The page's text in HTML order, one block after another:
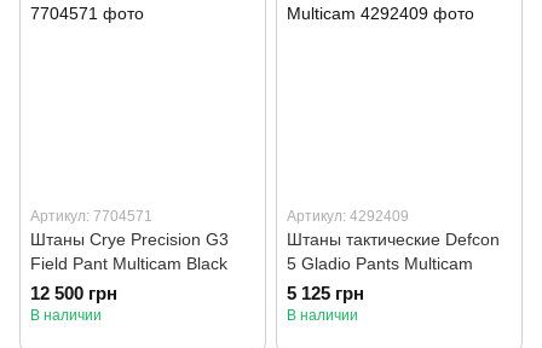
Артикул: 7704571
Штаны Crye Precision G3
Field Pant Multicam Black
12 500 грн
В наличии
Артикул: 4292409
Штаны тактические Defcon
5 Gladio Pants Multicam
5 125 грн
В наличии